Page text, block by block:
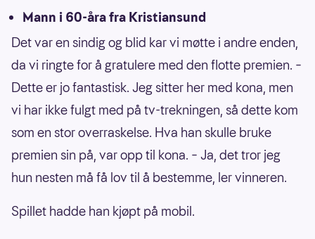
Mann i 60-åra fra Kristiansund
Det var en sindig og blid kar vi møtte i andre enden,
da vi ringte for å gratulere med den flotte premien. –
Dette er jo fantastisk. Jeg sitter her med kona, men
vi har ikke fulgt med på tv-trekningen, så dette kom
som en stor overraskelse. Hva han skulle bruke
premien sin på, var opp til kona. – Ja, det tror jeg
hun nesten må få lov til å bestemme, ler vinneren.
Spillet hadde han kjøpt på mobil.